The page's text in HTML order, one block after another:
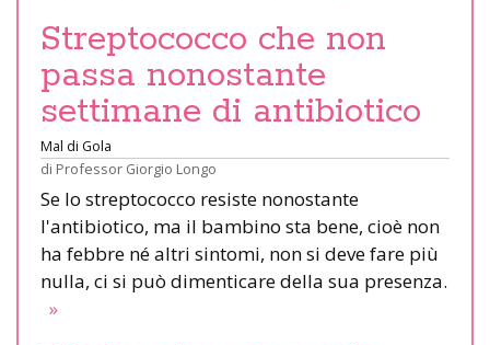
Streptococco che non
passa nonostante
settimane di antibiotico
Mal di Gola
di Professor Giorgio Longo
Se lo streptococco resiste nonostante
l'antibiotico, ma il bambino sta bene, cioè non
ha febbre né altri sintomi, non si deve fare più
nulla, ci si può dimenticare della sua presenza.
»